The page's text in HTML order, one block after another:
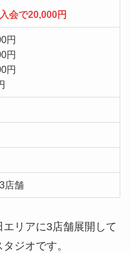
会で20,000円
円
円
円
店舗
エリアに3店舗展開して
ジオです。